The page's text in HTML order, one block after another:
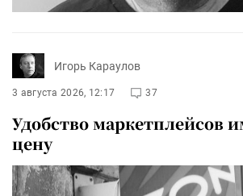
Игорь Караулов
3 августа 2026, 12:17 37
Удобство маркетплейсов
цену